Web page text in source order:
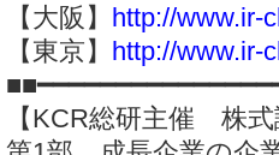
【大阪】 http://www.ir-
【東京】 http://www.ir-
【KCR総研主催 株